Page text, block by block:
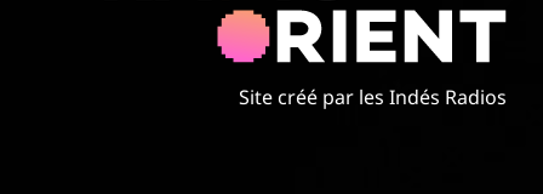
Site créé par les Indés Radios